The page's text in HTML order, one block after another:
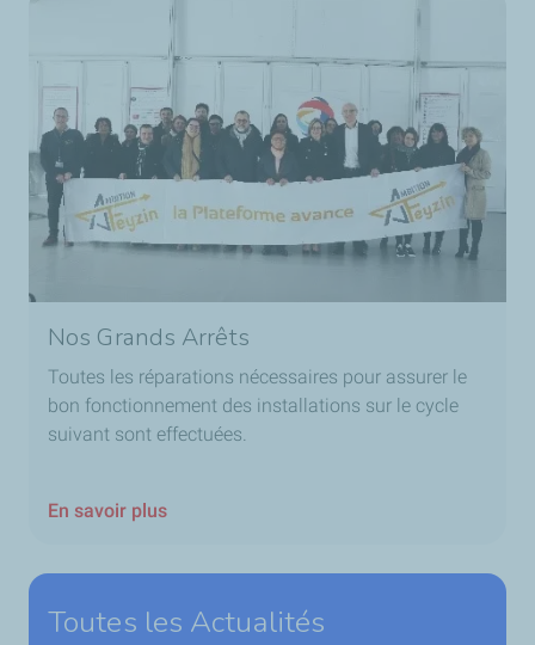
Nos Grands Arrêts
Toutes les réparations nécessaires pour assurer le
bon fonctionnement des installations sur le cycle
suivant sont effectuées.
En savoir plus
Toutes les Actualités